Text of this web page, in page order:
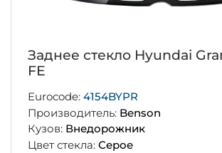
Заднее стекло Hyundai
FE
Eurocode: 4154BYPR
Производитель: Benson
Кузов: Внедорожник
Цвет стекла: Серое